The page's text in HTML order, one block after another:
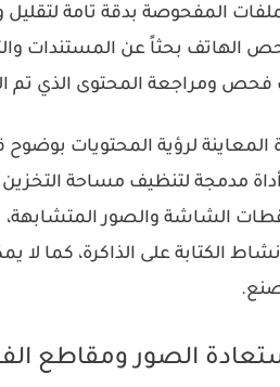
المفحوصة بدقة تامة
الهاتف بحثاً عن المستندات
فحص ومراجعة المحتوى الذي تم
لرؤية المحتويات بوضوح
أداة مدمجة لتنظيف مساحة
الشاشة والصور
الكتابة على الذاكرة، كما
الصور ومقاطع